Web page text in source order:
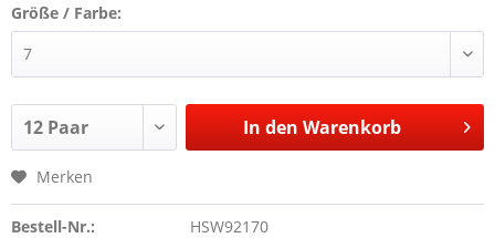
Größe / Farbe:
In den Warenkorb
Merken
Bestell-Nr.: HSW92170